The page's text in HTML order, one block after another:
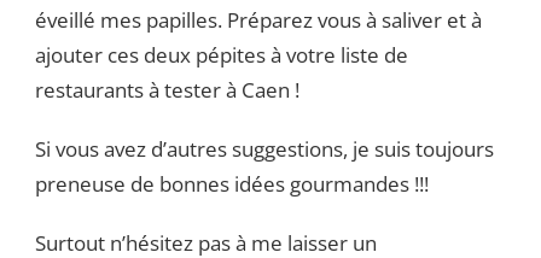
éveillé mes papilles. Préparez vous à saliver et à
ajouter ces deux pépites à votre liste de
restaurants à tester à Caen !
Si vous avez d’autres suggestions, je suis toujours
preneuse de bonnes idées gourmandes !!!
Surtout n’hésitez pas à me laisser un